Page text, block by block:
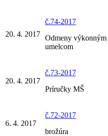
20. 4. 2017
č.74-2017
Odmeny výkonným
umelcom
20. 4. 2017
č.73-2017
Príručky MŠ
6. 4. 2017
č.72-2017
brožúra